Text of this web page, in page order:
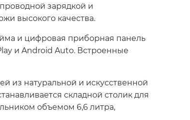
зарядкой и
высокого качества.
и цифровая приборная панель
и Android Auto. Встроенные
из натуральной и искусственной
складной столик для
объемом 6,6 литра,